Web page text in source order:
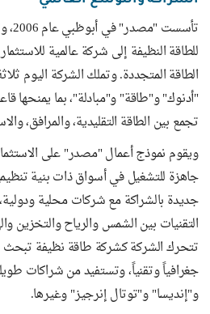
للطاقة النظيفة إلى شركة عالمية
الطاقة المتجددة. وتملك الشركة اليوم
"أدنوك" و"طاقة" و"مبادلة"، بما يمنحها
تجمع بين الطاقة التقليدية، والمرافق،
ويقوم نموذج أعمال "مصدر" على
جاهزة للتشغيل في أسواق ذات بنية
جديدة بالشراكة مع شركات محلية
التقنيات بين الشمس والرياح والتخزين
تتحرك الشركة كشركة طاقة نظيفة
جغرافياً وتقنياً، وتستفيد من شراكات
و"إنديسا" و"توتال إنرجيز" وغيرها.